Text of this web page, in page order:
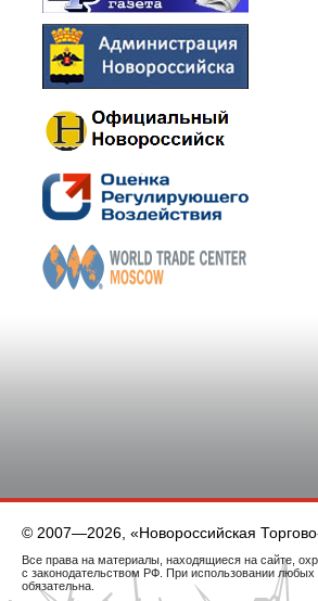
© 2007—2026, «Новороссийская
Все права на материалы, находящиеся на сайте,
с законодательством РФ. При использовании
обязательна.